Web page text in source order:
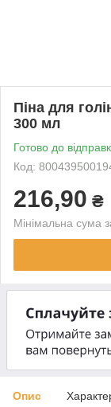
Піна для
300 мл
Готово до
Код:
216,90 ₴
Мінімальна сума
Опис